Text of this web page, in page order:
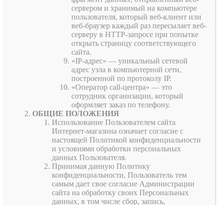
сервером и хранимый на компьютере
пользователя, который веб-клиент или
веб-браузер каждый раз пересылает веб-
серверу в HTTP-запросе при попытке
открыть страницу соответствующего
сайта.
«IP-адрес» — уникальный сетевой
адрес узла в компьютерной сети,
построенной по протоколу IP.
«Оператор call-центра» — это
сотрудник организации, который
оформляет заказ по телефону.
ОБЩИЕ ПОЛОЖЕНИЯ
Использование Пользователем сайта
Интернет-магазина означает согласие с
настоящей Политикой конфиденциальности
и условиями обработки персональных
данных Пользователя.
Принимая данную Политику
конфиденциальности, Пользователь тем
самым дает свое согласие Администрации
сайта на обработку своих Персональных
данных, в том числе сбор, запись,